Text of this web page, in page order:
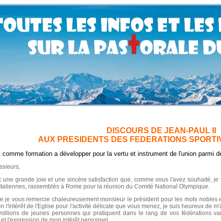
DISCOURS DE JEAN-PAUL II
AUX PRESIDENTS DES FEDERATIONS
formation a développer pour la vertu et instrument de l'union parmi
une grande joie et une sincère satisfaction que, comme vous l'avez souhaité,
rassemblés à Rome pour la réunion du Comité National Olympique.
je vous remercie chaleureusement monsieur le président pour les mots
l'intérêt de l'Eglise pour l'activité délicate que vous menez, je suis heureux de
de jeunes personnes qui pratiquent dans le rang de vos fédérations